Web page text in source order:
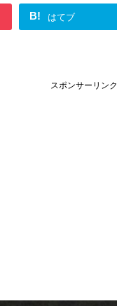
B! はてブ
スポンサーリンク